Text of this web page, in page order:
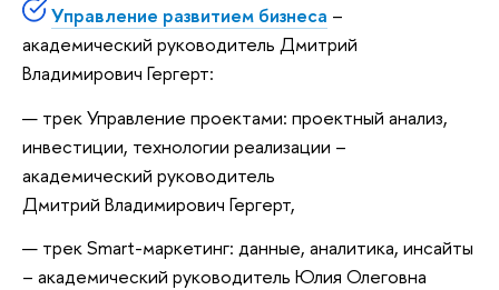
Управление развитием бизнеса –
академический руководитель Дмитрий
Владимирович Гергерт:
трек Управление проектами: проектный анализ,
инвестиции, технологии реализации –
академический руководитель
Дмитрий Владимирович Гергерт,
трек Smart-маркетинг: данные, аналитика, инсайты
– академический руководитель Юлия Олеговна